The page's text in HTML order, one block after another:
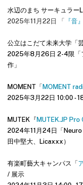
水辺のまち サーキュラー
2025年11月22日 「 『⾳
公立はこだて未来大学「
2025年8月26日 2-4限「
作」
MOMENT「MOMENT
2025年3月22日 10:00 -
MUTEK『MUTEK.JP Pro
2024年11月24日「Neuro
田中堅大、Licaxxx）
有楽町藝大キャンパス「
/ 展示